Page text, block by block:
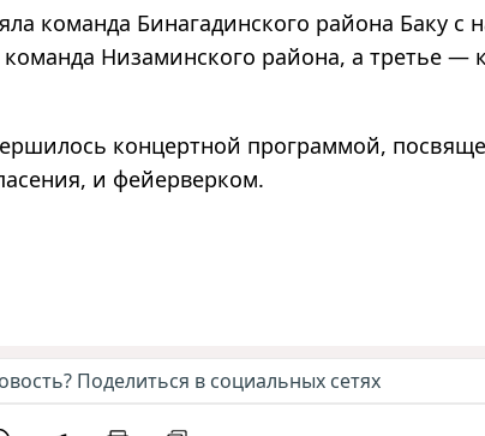
команда Бинагадинского района Баку
команда Низаминского района, а третье —
концертной программой,
и фейерверком.
Поделиться в социальных сетях